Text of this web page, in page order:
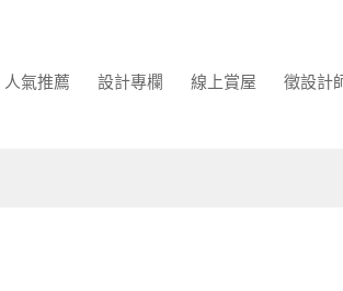
人氣推薦 設計專欄 線上賞屋 徵設計